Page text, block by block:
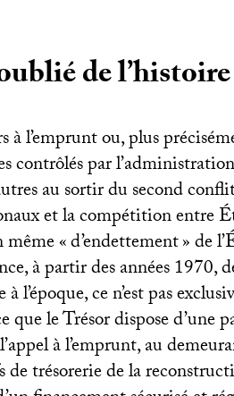
de
à l’emprunt ou, plus
contrôlés par
au sortir du second
et la compétition entre
«d’endettement» de
à partir des années 1970,
l’époque, ce n’est pas
que le Trésor dispose
à l’emprunt, au
trésorerie de la